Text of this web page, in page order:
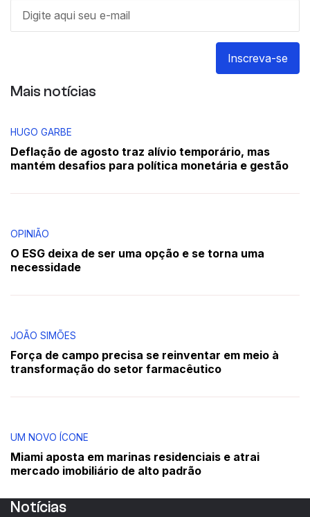
Inscreva-se
Mais notícias
HUGO GARBE
Deflação de agosto traz alívio temporário, mas
mantém desafios para política monetária e gestão
OPINIÃO
O ESG deixa de ser uma opção e se torna uma
necessidade
JOÃO SIMÕES
Força de campo precisa se reinventar em meio à
transformação do setor farmacêutico
UM NOVO ÍCONE
Miami aposta em marinas residenciais e atrai
mercado imobiliário de alto padrão
Notícias